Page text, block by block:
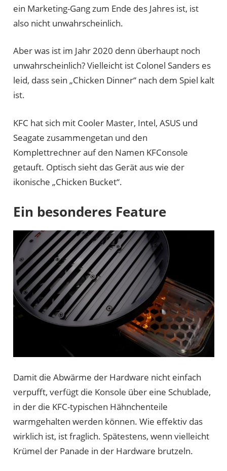
ein Marketing-Gang zum Ende des Jahres ist, ist
also nicht unwahrscheinlich.
Aber was ist im Jahr 2020 denn überhaupt noch
unwahrscheinlich? Vielleicht ist Colonel Sanders es
leid, dass sein „Chicken Dinner“ nach dem Spiel kalt
ist.
KFC hat sich mit Cooler Master, Intel, ASUS und
Seagate zusammengetan und den
Komplettrechner auf den Namen KFConsole
getauft. Optisch sieht das Gerät aus wie der
ikonische „Chicken Bucket“.
Ein besonderes Feature
Damit die Abwärme der Hardware nicht einfach
verpufft, verfügt die Konsole über eine Schublade,
in der die KFC-typischen Hähnchenteile
warmgehalten werden können. Wie effektiv das
wirklich ist, ist fraglich. Spätestens, wenn vielleicht
Krümel der Panade in der Hardware brutzeln.